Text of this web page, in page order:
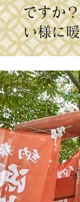
ですか
い様に